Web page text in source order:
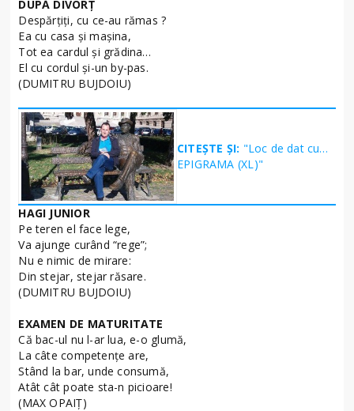
DUPĂ DIVORȚ
Despărțiți, cu ce-au rămas ?
Ea cu casa și mașina,
Tot ea cardul și grădina…
El cu cordul și-un by-pas.
(DUMITRU BUJDOIU)
CITEȘTE ȘI: "Loc de dat cu…
EPIGRAMA (XL)"
HAGI JUNIOR
Pe teren el face lege,
Va ajunge curând “rege”;
Nu e nimic de mirare:
Din stejar, stejar răsare.
(DUMITRU BUJDOIU)
EXAMEN DE MATURITATE
Că bac-ul nu l-ar lua, e-o glumă,
La câte competențe are,
Stând la bar, unde consumă,
Atât cât poate sta-n picioare!
(MAX OPAIŢ)